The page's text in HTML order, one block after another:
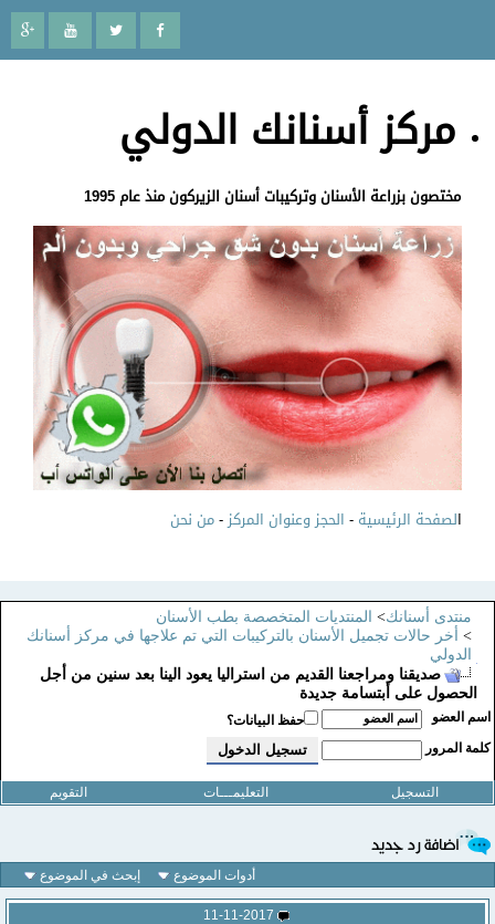
مركز أسنانك الدولي
مختصون بزراعة الأسنان وتركيبات أسنان الزيركون منذ عام 1995
لصفحة الرئيسية-الحجز وعنوان المركز-من نحن
منتدى أسنانك>المنتديات المتخصصة بطب الأسنان
>أخر حالات تجميل الأسنان بالتركيبات التي تم علاجها في مركز أسنانك
الدولي
صديقنا ومراجعنا القديم من استراليا يعود الينا بعد سنين من أجل
الحصول على أبتسامة جديدة
اسم العضو
حفظ البيانات؟
كلمة المرور
التسجيل التعليمـــات التقويم
أدوات الموضوع إبحث في الموضوع
11-11-2017